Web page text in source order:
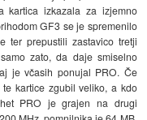
kartica izkazala za izjemno
GF3 se je spremenilo
ter prepustili zastavico tretji
zato, da daje smiselno
je včasih ponujal PRO. Če
kartice zgubil veliko, a kdo
PRO je grajen na drugi